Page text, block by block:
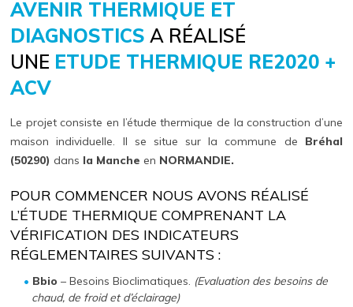
AVENIR THERMIQUE ET
DIAGNOSTICS A RÉALISÉ
UNE ETUDE THERMIQUE RE2020 +
ACV
Le projet consiste en l’étude thermique de la construction d’une
maison individuelle. Il se situe sur la commune de Bréhal
(50290) dans la Mancheen NORMANDIE.
POUR COMMENCER NOUS AVONS RÉALISÉ
L’ÉTUDE THERMIQUE COMPRENANT LA
VÉRIFICATION DES INDICATEURS
RÉGLEMENTAIRES SUIVANTS :
Bbio – Besoins Bioclimatiques. (Evaluation des besoins de
chaud, de froid et d’éclairage)